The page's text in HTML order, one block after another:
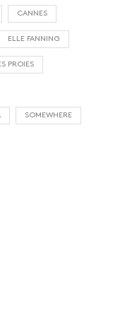
CANNES
ELLE FANNING
PROIES
SOMEWHERE